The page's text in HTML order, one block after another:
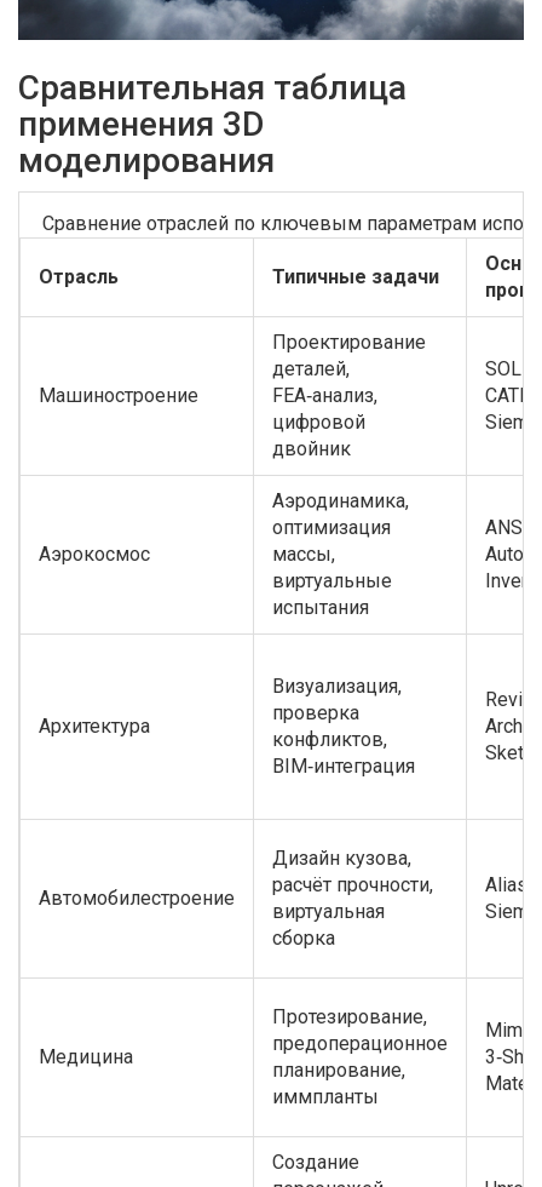
Сравнительная таблица
применения 3D
моделирования
Сравнение отраслей по ключевым параметрам
Отрасль Типичные задачи
Машиностроение
Проектирование
деталей,
FEA‑анализ,
цифровой
двойник
CATIA,
Аэрокосмос
Аэродинамика,
оптимизация
массы,
виртуальные
испытания
Архитектура
Визуализация,
проверка
конфликтов,
BIM‑интеграция
Revit,
Автомобилестроение
Дизайн кузова,
расчёт прочности,
виртуальная
сборка
Alias,
Медицина
Протезирование,
предоперационное
планирование,
иммпланты
Создание